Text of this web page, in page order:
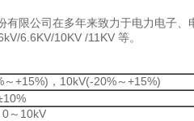
限公司在多年来致力于电力电子
6.6KV/10KV /11KV 等。
～+15%)，10kV(-20%～+15%)
～10kV